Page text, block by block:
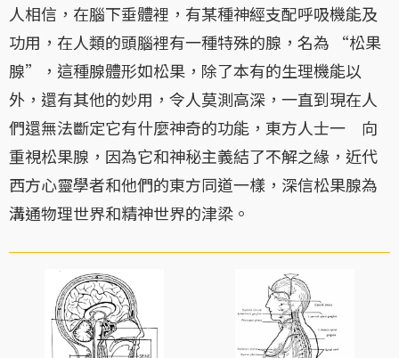
人相信，在腦下垂體裡，有某種神經支配呼吸機能及
功用，在人類的頭腦裡有一種特殊的腺，名為 “松果
腺”，這種腺體形如松果，除了本有的生理機能以
外，還有其他的妙用，令人莫測高深，一直到現在人
們還無法斷定它有什麼神奇的功能，東方人士一 向
重視松果腺，因為它和神秘主義結了不解之緣，近代
西方心靈學者和他們的東方同道一樣，深信松果腺為
溝通物理世界和精神世界的津梁。